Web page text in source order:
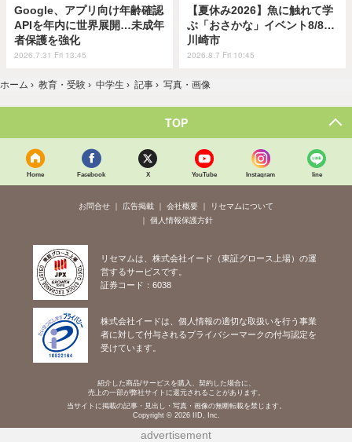
Google、アプリ向け年齢確認
APIを年内に世界展開…未成年
者保護を強化
2026.7.31 Fri 13:45
【夏休み2026】魚に触れて学
ぶ「おさかな」イベント8/8…
川崎市
2026.8.7 Fri 10:45
ホーム › 教育・受験 › 中学生 › 記事 › 写真・画像
TOP
Home Facebook X YouTube Instagram line
お問合せ 広告掲載 会社概要
リセマムについて
個人情報保護方針
リセマムは、株式会社イード（東証グロース上場）の運
営するサービスです。
証券コード：6038
株式会社イードは、個人情報の適切な取扱いを行う事業
者に対して付与されるプライバシーマークの付与認定を
受けています。
紹介した商品/サービスを購入、契約した場合に、
売上の一部が弊社サイトに還元されることがあります。
当サイトに掲載の記事・見出し・写真・画像の無断転載を禁じます。
Copyright © 2026 IID, Inc.
advertisement